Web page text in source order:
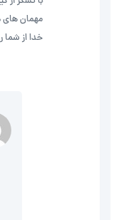
مهمان های
خدا از شما